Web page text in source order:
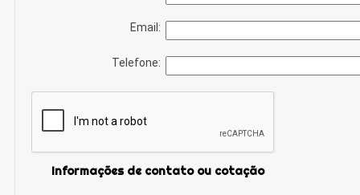
Email:
Telefone:
Informações de contato ou cotação